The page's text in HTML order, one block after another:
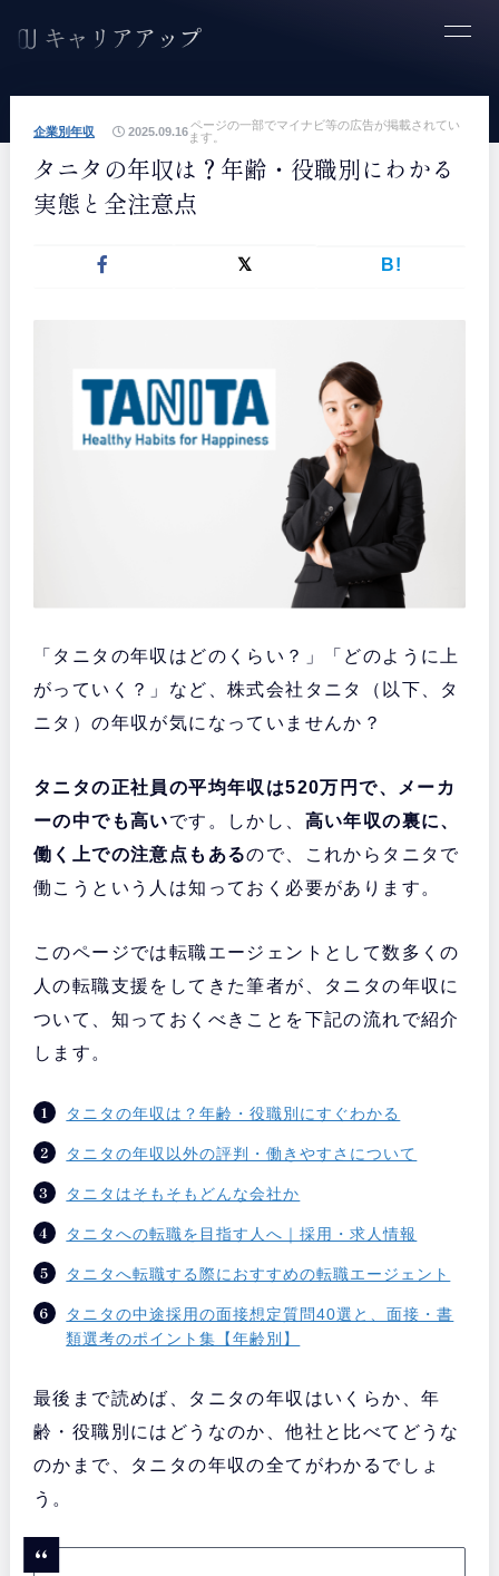
ページの一部でマイナビ等の広告が掲載されてい
ます。
企業別年収 2025.09.16
タニタの年収は？年齢・役職別にわかる
実態と全注意点
B!
「タニタの年収はどのくらい？」「どのように上
がっていく？」など、株式会社タニタ（以下、タ
ニタ）の年収が気になっていませんか？
タニタの正社員の平均年収は520万円で、メーカ
ーの中でも高いです。しかし、 高い年収の裏に、
働く上での注意点もあるので、これからタニタで
働こうという人は知っておく必要があります。
このページでは転職エージェントとして数多くの
人の転職支援をしてきた筆者が、タニタの年収に
ついて、知っておくべきことを下記の流れで紹介
します。
タニタの年収は？年齢・役職別にすぐわかる
タニタの年収以外の評判・働きやすさについて
タニタはそもそもどんな会社か
タニタへの転職を目指す人へ｜採用・求人情報
タニタへ転職する際におすすめの転職エージェント
タニタの中途採用の面接想定質問40選と、面接・書
類選考のポイント集【年齢別】
最後まで読めば、タニタの年収はいくらか、年
齢・役職別にはどうなのか、他社と比べてどうな
のかまで、タニタの年収の全てがわかるでしょ
う。